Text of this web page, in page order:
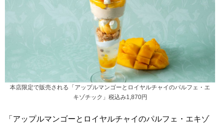
本店限定で販売される「アップルマンゴーとロイヤルチャイのパルフェ・エ
キゾチック」税込み1,870円
「アップルマンゴーとロイヤルチャイのパルフェ・エキゾ